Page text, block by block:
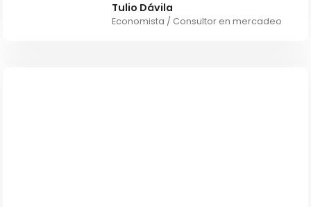
Tulio Dávila
Economista / Consultor en mercadeo